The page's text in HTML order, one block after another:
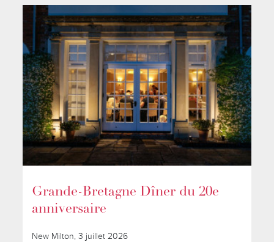
Grande-Bretagne Dîner du 20e
anniversaire
New Milton, 3 juillet 2026